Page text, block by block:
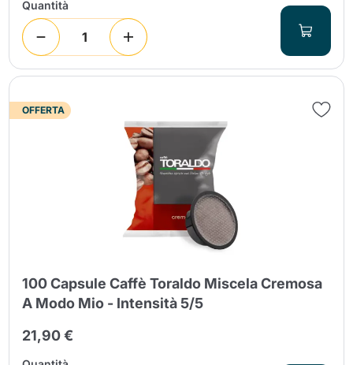
Quantità
OFFERTA
100 Capsule Caffè Toraldo Miscela Cremosa
A Modo Mio - Intensità 5/5
21,90 €